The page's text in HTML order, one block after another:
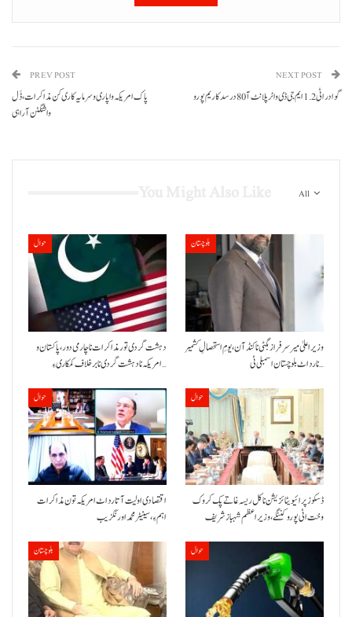
PREV POST
پاک امریکہ واپاری و سرمایہ کاری کن مذاکرات، ڈَل
واشنگٹن آ راہی
NEXT POST
گوادر اٹی 1.2 ایم جی ڈی واٹر پلانٹ آ 80 درسد کاریم پورو
All
حوال
دہشت گردی تور مذاکرات نا چارمی دور،پاکستان و
امریکہ نا دہشت گردی نا برخلاف کمکاری ءِ…
بلوچستان
وزیراعلیٰ میر سرفراز بگٹی نا کنڈ آن،یومِ استحصالِ کشمیر
نا رد اٹ بلوچستان اسمبلی ٹی…
حوال
اقتصادی اولیت آتا رد اٹ امریکہ تون مذاکرات
اہم ءِ،سینیٹر محمد اورنگزیب
حوال
ڈسکوز پرائیویٹائزیشن نا کل ریسہ غاتے پک کروک
وخت اٹی پورو کننگے ،وزیراعظم شہباز شریف
بلوچستان حوال